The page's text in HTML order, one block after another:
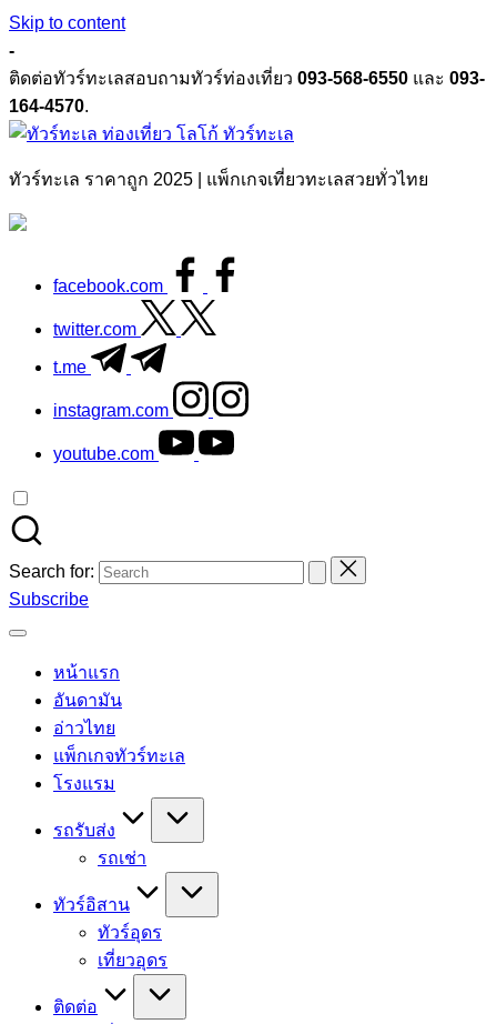
Skip to content
-
ติดต่อทัวร์ทะเลสอบถามทัวร์ท่องเที่ยว 093-568-6550 และ 093-
164-4570.
ทัวร์ทะเล
ทัวร์ทะเล ราคาถูก 2025 | แพ็กเกจเที่ยวทะเลสวยทั่วไทย
facebook.com
twitter.com
t.me
instagram.com
youtube.com
Search for:
Subscribe
หน้าแรก
อันดามัน
อ่าวไทย
แพ็กเกจทัวร์ทะเล
โรงแรม
รถรับส่ง
รถเช่า
ทัวร์อิสาน
ทัวร์อุดร
เที่ยวอุดร
ติดต่อ